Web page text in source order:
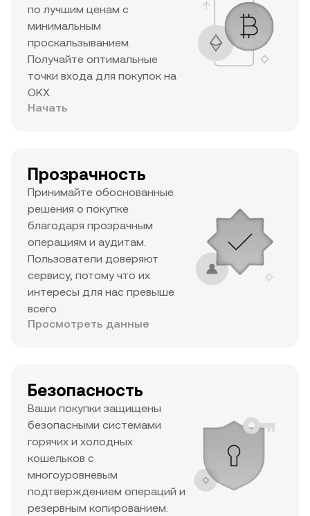
по лучшим ценам с
минимальным
проскальзыванием.
Получайте оптимальные
точки входа для покупок на
OKX.
Начать
Прозрачность
Принимайте обоснованные
решения о покупке
благодаря прозрачным
операциям и аудитам.
Пользователи доверяют
сервису, потому что их
интересы для нас превыше
всего.
Просмотреть данные
Безопасность
Ваши покупки защищены
безопасными системами
горячих и холодных
кошельков с
многоуровневым
подтверждением операций и
резервным копированием.